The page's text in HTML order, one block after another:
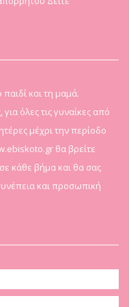
παιδί και τη μαμά.
όλες τις γυναίκες από
μέχρι την περίοδο
θα βρείτε
κάθε βήμα και θα σας
και προσωπική